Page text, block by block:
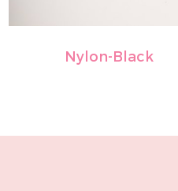
Nylon-Black